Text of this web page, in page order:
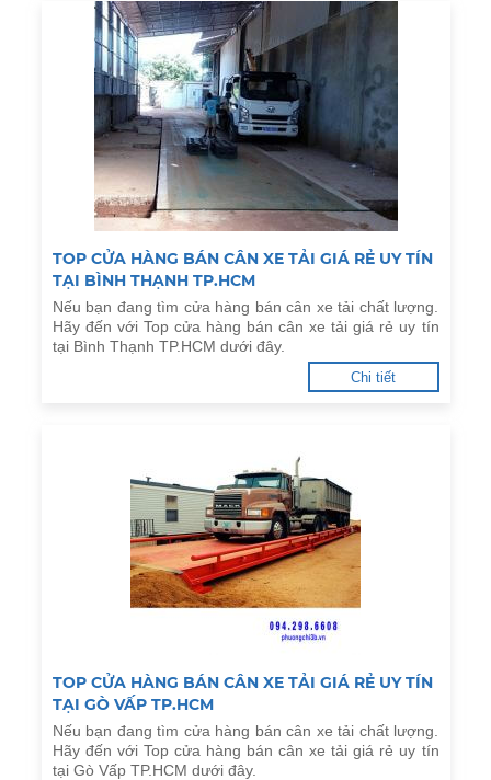
TOP CỬA HÀNG BÁN CÂN XE TẢI GIÁ RẺ UY TÍN
TẠI BÌNH THẠNH TP.HCM
Nếu bạn đang tìm cửa hàng bán cân xe tải chất lượng.
Hãy đến với Top cửa hàng bán cân xe tải giá rẻ uy tín
tại Bình Thạnh TP.HCM dưới đây.
Chi tiết
TOP CỬA HÀNG BÁN CÂN XE TẢI GIÁ RẺ UY TÍN
TẠI GÒ VẤP TP.HCM
Nếu bạn đang tìm cửa hàng bán cân xe tải chất lượng.
Hãy đến với Top cửa hàng bán cân xe tải giá rẻ uy tín
tại Gò Vấp TP.HCM dưới đây.